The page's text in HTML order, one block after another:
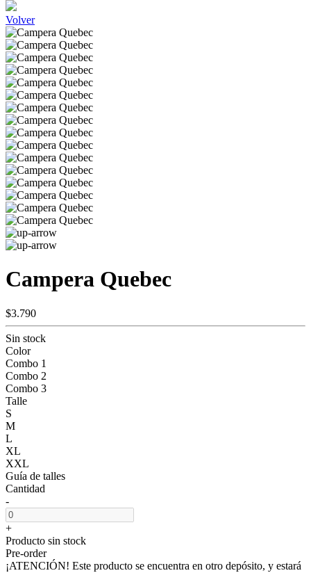
Volver
Campera Quebec
$3.790
Sin stock
Color
Combo 1
Combo 2
Combo 3
Talle
S
M
L
XL
XXL
Guía de talles
Cantidad
-
+
Producto sin stock
Pre-order
¡ATENCIÓN! Este producto se encuentra en otro depósito, y estará